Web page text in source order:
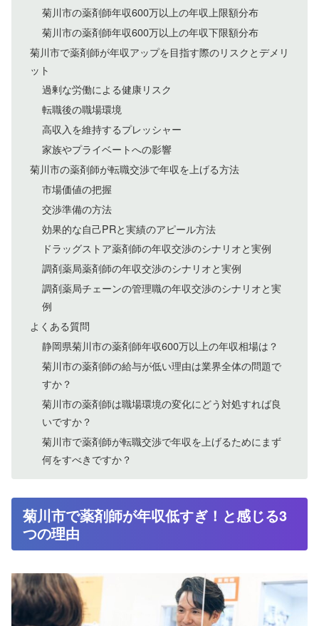
菊川市の薬剤師年収600万以上の年収上限額分布
菊川市の薬剤師年収600万以上の年収下限額分布
菊川市で薬剤師が年収アップを目指す際のリスクとデメリ
ット
過剰な労働による健康リスク
転職後の職場環境
高収入を維持するプレッシャー
家族やプライベートへの影響
菊川市の薬剤師が転職交渉で年収を上げる方法
市場価値の把握
交渉準備の方法
効果的な自己PRと実績のアピール方法
ドラッグストア薬剤師の年収交渉のシナリオと実例
調剤薬局薬剤師の年収交渉のシナリオと実例
調剤薬局チェーンの管理職の年収交渉のシナリオと実
例
よくある質問
静岡県菊川市の薬剤師年収600万以上の年収相場は？
菊川市の薬剤師の給与が低い理由は業界全体の問題で
すか？
菊川市の薬剤師は職場環境の変化にどう対処すれば良
いですか？
菊川市で薬剤師が転職交渉で年収を上げるためにまず
何をすべきですか？
菊川市で薬剤師が年収低すぎ！と感じる3
つの理由